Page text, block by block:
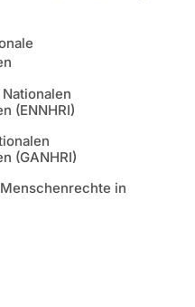
(ENNHRI)
(GANHRI)
in